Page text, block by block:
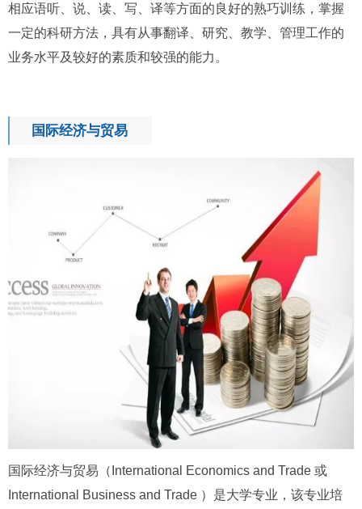
相应语听、说、读、写、译等方面的良好的熟巧训练，掌握
一定的科研方法，具有从事翻译、研究、教学、管理工作的
业务水平及较好的素质和较强的能力。
国际经济与贸易
国际经济与贸易（International Economics and Trade 或
International Business and Trade ）是大学专业，该专业培